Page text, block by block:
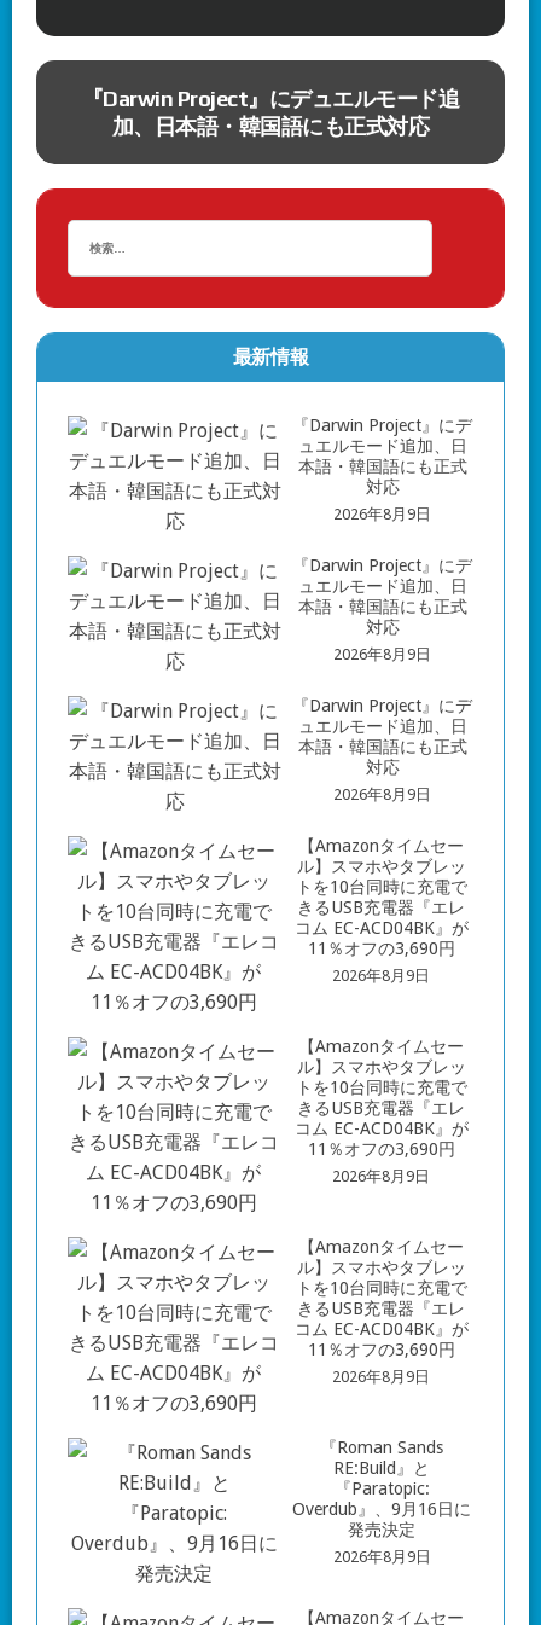
『Darwin Project』にデュエルモード追
加、日本語・韓国語にも正式対応
最新情報
『Darwin Project』にデ
ュエルモード追加、日
本語・韓国語にも正式
対応
2026年8月9日
『Darwin Project』にデ
ュエルモード追加、日
本語・韓国語にも正式
対応
2026年8月9日
『Darwin Project』にデ
ュエルモード追加、日
本語・韓国語にも正式
対応
2026年8月9日
【Amazonタイムセー
ル】スマホやタブレッ
トを10台同時に充電で
きるUSB充電器『エレ
コム EC-ACD04BK』が
11％オフの3,690円
2026年8月9日
【Amazonタイムセー
ル】スマホやタブレッ
トを10台同時に充電で
きるUSB充電器『エレ
コム EC-ACD04BK』が
11％オフの3,690円
2026年8月9日
【Amazonタイムセー
ル】スマホやタブレッ
トを10台同時に充電で
きるUSB充電器『エレ
コム EC-ACD04BK』が
11％オフの3,690円
2026年8月9日
『Roman Sands
RE:Build』と
『Paratopic:
Overdub』、9月16日に
発売決定
2026年8月9日
【Amazonタイムセー